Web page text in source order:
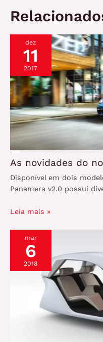
dez
11
2017
As novidades do
Disponível em dois
Panamera v2.0 possui
Leia mais »
mar
6
2018